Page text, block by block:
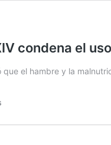
condena el
que el hambre y la